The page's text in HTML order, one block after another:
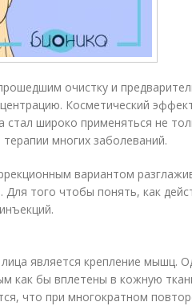
очистку и
Косметический
стал широко применяться не
многих заболеваний.
вариантом
того чтобы понять, как
является крепление мышц.
как бы вплетены в кожную
что при многократном